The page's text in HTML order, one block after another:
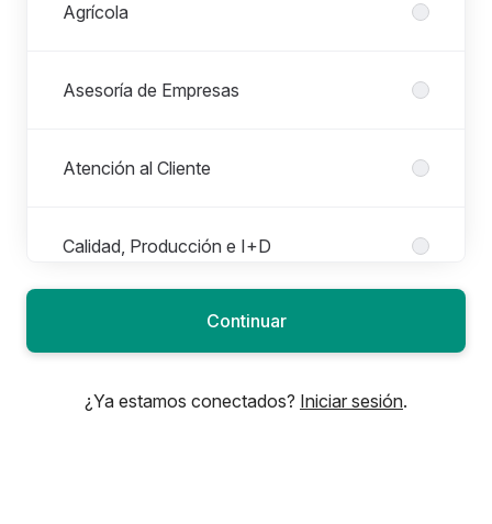
Agrícola
Asesoría de Empresas
Atención al Cliente
Calidad, Producción e I+D
Comercial y Ventas
Compras, Logística y Almacén
Continuar
¿Ya estamos conectados? Iniciar sesión.